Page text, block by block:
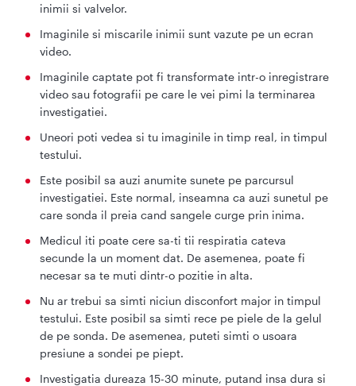
inimii si valvelor.
Imaginile si miscarile inimii sunt vazute pe un ecran
video.
Imaginile captate pot fi transformate intr-o inregistrare
video sau fotografii pe care le vei pimi la terminarea
investigatiei.
Uneori poti vedea si tu imaginile in timp real, in timpul
testului.
Este posibil sa auzi anumite sunete pe parcursul
investigatiei. Este normal, inseamna ca auzi sunetul pe
care sonda il preia cand sangele curge prin inima.
Medicul iti poate cere sa-ti tii respiratia cateva
secunde la un moment dat. De asemenea, poate fi
necesar sa te muti dintr-o pozitie in alta.
Nu ar trebui sa simti niciun disconfort major in timpul
testului. Este posibil sa simti rece pe piele de la gelul
de pe sonda. De asemenea, puteti simti o usoara
presiune a sondei pe piept.
Investigatia dureaza 15-30 minute, putand insa dura si